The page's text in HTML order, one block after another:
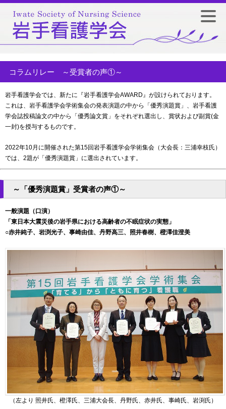
コラムリレー ～受賞者の声①～
岩手看護学会では、新たに『岩手看護学会AWARD』が設けられております。
これは、岩手看護学会学術集会の発表演題の中から「優秀演題賞」、岩手看護
学会誌投稿論文の中から「優秀論文賞」をそれぞれ選出し、賞状および副賞(金
一封)を授与するものです。
2022年10月に開催された第15回岩手看護学会学術集会（大会長：三浦幸枝氏）
では、2題が「優秀演題賞」に選出されています。
～「優秀演題賞」受賞者の声①～
一般演題（口演）
「東日本大震災後の岩手県における高齢者の不眠症状の実態」
○赤井純子、岩渕光子、事崎由佳、丹野高三、照井春樹、橙澤佳澄美
（左より 照井氏、橙澤氏、三浦大会長、丹野氏、赤井氏、事崎氏、岩渕氏）